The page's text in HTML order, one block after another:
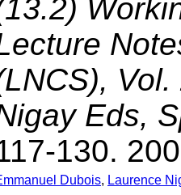
Eds,
130.
Dubois, Laurence